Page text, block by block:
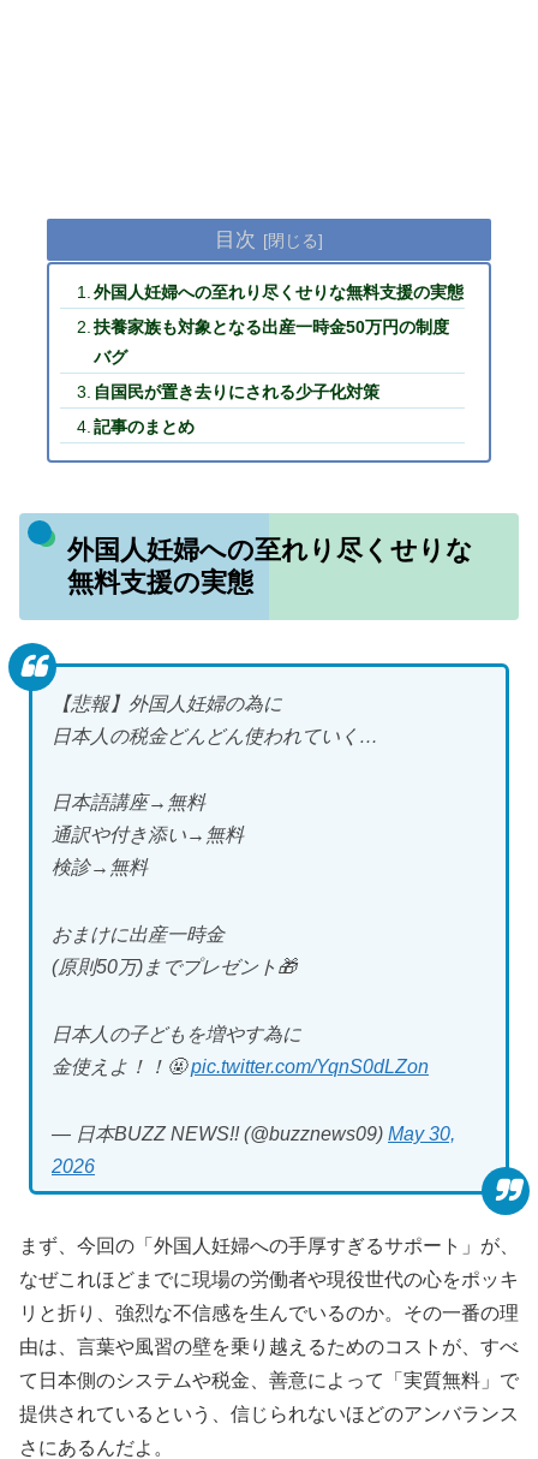
目次
外国人妊婦への至れり尽くせりな無料支援の実態
扶養家族も対象となる出産一時金50万円の制度
バグ
自国民が置き去りにされる少子化対策
記事のまとめ
外国人妊婦への至れり尽くせりな
無料支援の実態
【悲報】外国人妊婦の為に
日本人の税金どんどん使われていく…
日本語講座→無料
通訳や付き添い→無料
検診→無料
おまけに出産一時金
(原則50万)までプレゼント🎁
日本人の子どもを増やす為に
金使えよ！！🤬pic.twitter.com/YqnS0dLZon
— 日本BUZZ NEWS!! (@buzznews09) May 30,
2026
まず、今回の「外国人妊婦への手厚すぎるサポート」が、
なぜこれほどまでに現場の労働者や現役世代の心をポッキ
リと折り、強烈な不信感を生んでいるのか。その一番の理
由は、言葉や風習の壁を乗り越えるためのコストが、すべ
て日本側のシステムや税金、善意によって「実質無料」で
提供されているという、信じられないほどのアンバランス
さにあるんだよ。